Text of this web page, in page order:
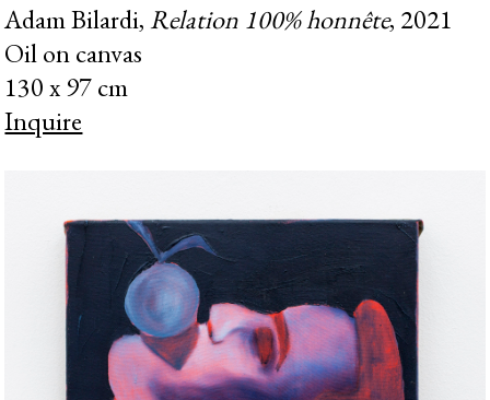
Adam Bilardi,Relation 100% honnête, 2021
Oil on canvas
130 x 97 cm
Inquire